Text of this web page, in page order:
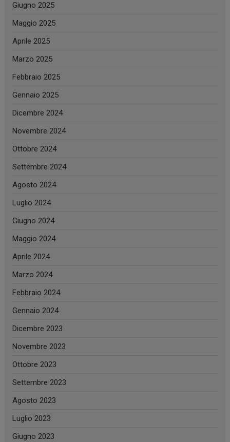
Giugno 2025
Maggio 2025
Aprile 2025
Marzo 2025
Febbraio 2025
Gennaio 2025
Dicembre 2024
Novembre 2024
Ottobre 2024
Settembre 2024
Agosto 2024
Luglio 2024
Giugno 2024
Maggio 2024
Aprile 2024
Marzo 2024
Febbraio 2024
Gennaio 2024
Dicembre 2023
Novembre 2023
Ottobre 2023
Settembre 2023
Agosto 2023
Luglio 2023
Giugno 2023